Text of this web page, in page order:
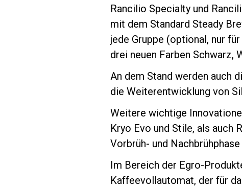
Rancilio Specialty und
mit dem Standard Steady
jede Gruppe (optional, nur
drei neuen Farben Schwarz,
An dem Stand werden auch
die Weiterentwicklung von
Weitere wichtige
Kryo Evo und Stile, als auch
Vorbrüh- und
Im Bereich der Egro-
Kaffeevollautomat, der für